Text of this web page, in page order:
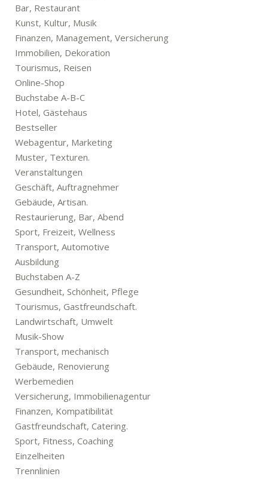
Bar, Restaurant
Kunst, Kultur, Musik
Finanzen, Management, Versicherung
Immobilien, Dekoration
Tourismus, Reisen
Online-Shop
Buchstabe A-B-C
Hotel, Gästehaus
Bestseller
Webagentur, Marketing
Muster, Texturen.
Veranstaltungen
Geschäft, Auftragnehmer
Gebäude, Artisan.
Restaurierung, Bar, Abend
Sport, Freizeit, Wellness
Transport, Automotive
Ausbildung
Buchstaben A-Z
Gesundheit, Schönheit, Pflege
Tourismus, Gastfreundschaft.
Landwirtschaft, Umwelt
Musik-Show
Transport, mechanisch
Gebäude, Renovierung
Werbemedien
Versicherung, Immobilienagentur
Finanzen, Kompatibilität
Gastfreundschaft, Catering.
Sport, Fitness, Coaching
Einzelheiten
Trennlinien